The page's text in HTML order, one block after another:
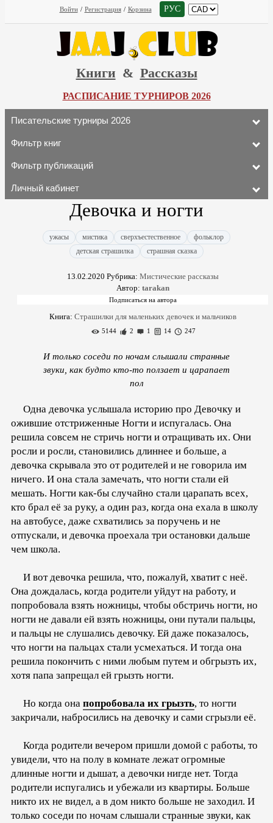
Войти / Регистрация / Корзина РУС
Книги & Рассказы
РАСПИСАНИЕ ТУРНИРОВ 2026
Писательские турниры 2026
Фильтр книг
Фильтр публикаций
Личный кабинет
Девочка и ногти
ужасы мистика сверхъестественное
фольклор
детская страшилка
страшная сказка
13.02.2020 Рубрика: Мистические рассказы
Автор: tarakan
Книга: Страшилки для маленьких девочек и мальчиков
5144 2 1 14 247
И только соседи по ночам слышали странные
звуки, как будто кто-то ползает и царапает
пол
Одна девочка услышала историю про Девочку и
ожившие отстриженные Ногти и испугалась. Она
решила совсем не стричь ногти и отращивать их. Они
росли и росли, становились длиннее и больше, а
девочка скрывала это от родителей и не говорила им
ничего. И она стала замечать, что ногти стали ей
мешать. Ногти как-бы случайно стали царапать всех,
кто брал её за руку, а один раз, когда она ехала в школу
на автобусе, даже схватились за поручень и не
отпускали, и девочка проехала три остановки дальше
чем школа.
И вот девочка решила, что, пожалуй, хватит с неё.
Она дождалась, когда родители уйдут на работу, и
попробовала взять ножницы, чтобы обстричь ногти, но
ногти не давали ей взять ножницы, они путали пальцы,
и пальцы не слушались девочку. Ей даже показалось,
что ногти на пальцах стали усмехаться. И тогда она
решила покончить с ними любым путем и обгрызть их,
хотя папа запрещал ей грызть ногти.
Но когда она попробовала их грызть, то ногти
закричали, набросились на девочку и сами сгрызли её.
Когда родители вечером пришли домой с работы, то
увидели, что на полу в комнате лежат огромные
длинные ногти и дышат, а девочки нигде нет. Тогда
родители испугались и убежали из квартиры. Больше
никто их не видел, а в дом никто больше не заходил. И
только соседи по ночам слышали странные звуки, как